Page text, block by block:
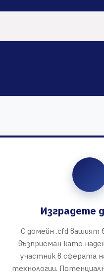
Изградете
С домейн .cfd вашият
възприеман като
участник в сферата
технологии.